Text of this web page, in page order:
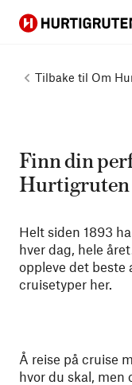
Hurtigruten
Tilbake til Om
Finn din
Hurtigruten
Helt siden 1893
hver dag, hele
oppleve det beste
cruisetyper her.
Å reise på cruise
hvor du skal, men